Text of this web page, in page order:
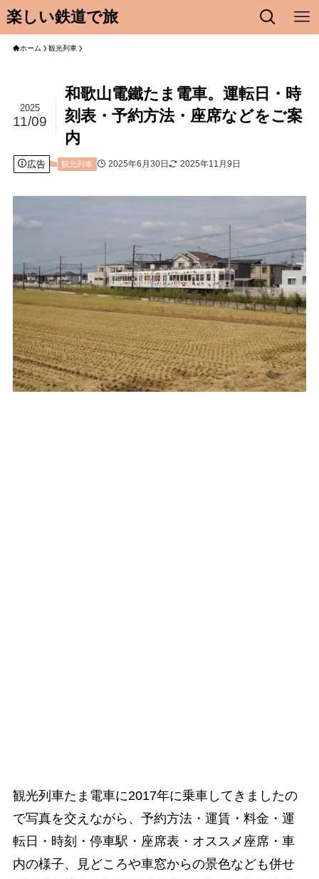
楽しい鉄道で旅
ホーム 観光列車
和歌山電鐵たま電車。運転日・時
刻表・予約方法・座席などをご案
内
2025
11/09
広告 観光列車 2025年6月30日 2025年11月9日
観光列車たま電車に2017年に乗車してきましたの
で写真を交えながら、予約方法・運賃・料金・運
転日・時刻・停車駅・座席表・オススメ座席・車
内の様子、見どころや車窓からの景色なども併せ